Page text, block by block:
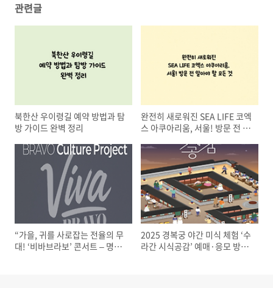
관련글
북한산 우이령길 예약 방법과 탐
방 가이드 완벽 정리
완전히 새로워진 SEA LIFE 코엑
스 아쿠아리움, 서울! 방문 전 알
“가을, 귀를 사로잡는 전율의 무
대! ‘비바브라보’ 콘서트 – 명품
2025 경복궁 야간 미식 체험 ‘수
라간 시식공감’ 예매·응모 방법